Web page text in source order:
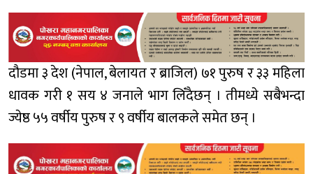
दौडमा ३ देश (नेपाल, बेलायत र ब्राजिल) ७१ पुरुष र ३३ महिला
धावक गरी १ सय ४ जनाले भाग लिँदैछन् । तीमध्ये सबैभन्दा
ज्येष्ठ ५५ वर्षीय पुरुष र ९ वर्षीय बालकले समेत छन् ।